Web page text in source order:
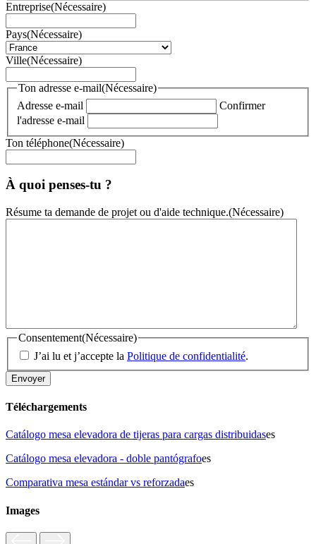
Entreprise(Nécessaire)
Pays(Nécessaire)
Ville(Nécessaire)
Ton adresse e-mail(Nécessaire)
Adresse e-mail
Confirmer
l'adresse e-mail
Ton téléphone(Nécessaire)
À quoi penses-tu ?
Résume ta demande de projet ou d'aide technique.(Nécessaire)
Consentement(Nécessaire)
J’ai lu et j’accepte la Politique de confidentialité.
Téléchargements
Catálogo mesa elevadora de tijeras para cargas distribuidases
Catálogo mesa elevadora - doble pantógrafoes
Comparativa mesa estándar vs reforzadaes
Images